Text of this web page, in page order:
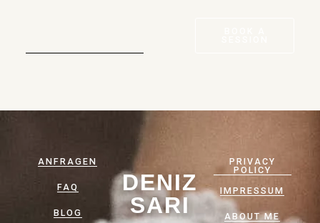
ANFRAGEN
FAQ
BLOG
DENIZ
SARI
PRIVACY
POLICY
IMPRESSUM
ABOUT ME